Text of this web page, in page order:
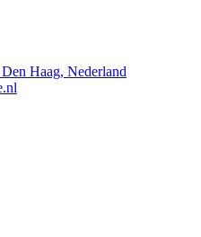
Haag, Nederland